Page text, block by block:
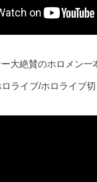
ー大絶賛のホロメン一
ライブ/ホロライブ切